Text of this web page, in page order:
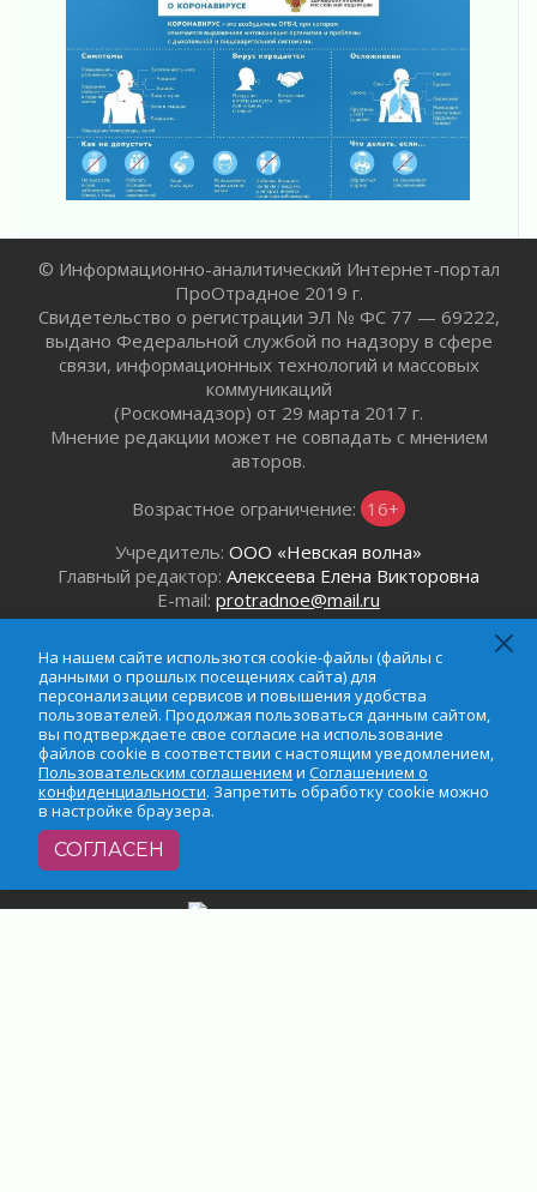
С рабочим визитом
В Шлиссельбурге прошла акция «Белый
кораблик Памяти»
31 июля 2026
Новые возможности для творчества
31 июля 2026
31 июля 2026
От инженера-создателя к волонтёрам
«Созидателям»
31 июля 2026
Генеральная репетиция векового юбилея
31 июля 2026
Открытое сердце и стремление делать добро
31 июля 2026
Давайте разберемся!
© Информационно-аналитический Интернет-портал
ПроОтрадное 2019 г.
Свидетельство о регистрации ЭЛ № ФС 77 — 69222,
выдано Федеральной службой по надзору в сфере
связи, информационных технологий и массовых
коммуникаций
(Роскомнадзор) от 29 марта 2017 г.
Мнение редакции может не совпадать с мнением
авторов.
Возрастное ограничение: 16+
Учредитель: ООО «Невская волна»
Главный редактор: Алексеева Елена Викторовна
E-mail: protradnoe@mail.ru
Адрес редакции:г. Отрадное, Ленинградское шоссе,
Телефон редакции:8 (921) 920-40-91
Email:protradnoe@mail.ru
Телефон рекламного отдела: 8 (964) 331-96-31
Email:reklamaprotradnoe@mail.ru
На нашем сайте использются cookie-файлы (файлы с
данными о прошлых посещениях сайта) для
персонализации сервисов и повышения удобства
пользователей. Продолжая пользоваться данным сайтом,
вы подтверждаете свое согласие на использование
файлов cookie в соответствии с настоящим уведомлением,
Пользовательским соглашением и Соглашением о
конфиденциальности. Запретить обработку cookie можно
в настройке браузера.
СОГЛАСЕН